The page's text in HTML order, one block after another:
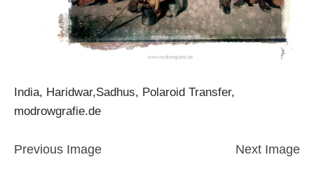
India, Haridwar,Sadhus, Polaroid Transfer,
modrowgrafie.de
Previous Image Next Image